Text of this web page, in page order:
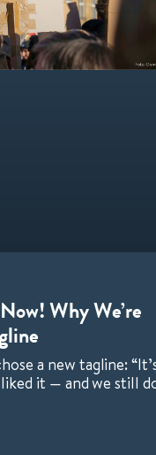
Why We’re
a new tagline:
it — and we still